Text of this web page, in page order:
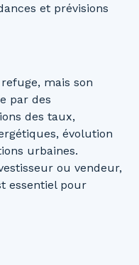
et prévisions
mais son
par des
des taux,
évolution
urbaines.
ou vendeur,
essentiel pour